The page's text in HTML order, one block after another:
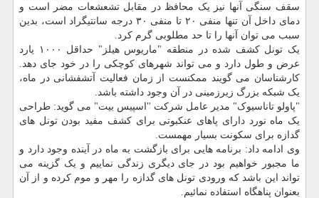
سقف سنگی آنها نیز یک محافظ در مقابل تشعشعات مضر است و
دمای داخل آن تنها منفی ۲۰ تا منفی ۳۰ درجه سانتیگراد است، بدین
سبب می توان آنها را تا حد مطلوبی گرم کرد.
یک تونل کشف شده در منطقه "ماریوس هیلز" حداقل ۱۰۰۰ یارد
عرض و طول دارد و می تواند شهرهای کوچکی را در خود جای دهد.
کارشناسان می گویند ممکنست از زمان فعالیت آتشفشانی در ماه،
یک شبکه بزرگ زیرزمینی در آن وجود داشته باشد.
"پاولو تاناسیوک" مدیر عامل شرکت "اسپیس بیت" می گوید: طراحی
یک ماه نورد دارای پاهای عنکبوتی برای کشف مفید بودن تونل های
گدازه برای سکونت بسیار مهمست.
وی ادامه داد: برنامه هایی برای بازگشت به ماه در آینده وجود دارد و
ما مجبور خواهیم بود در جای دیگری زندگی نماییم و یک گزینه می
تواند این باشد که ورودی تونل های گدازه را مهر و موم کرده و از آن
بعنوان پناهگاه استفاده نمائیم.